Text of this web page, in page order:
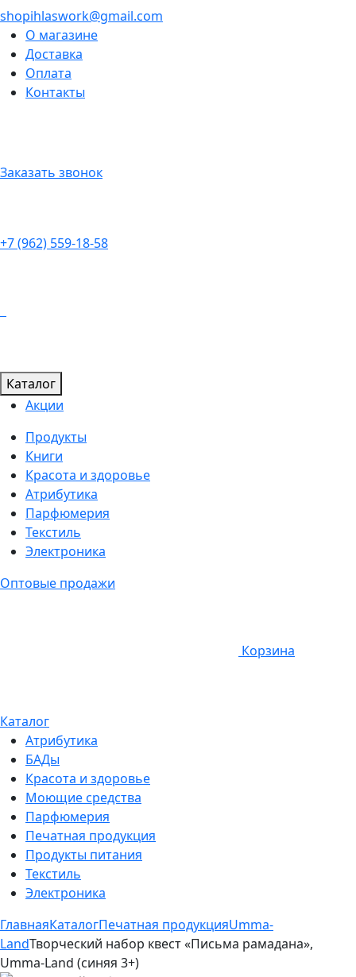
shopihlaswork@gmail.com
О магазине
Доставка
Оплата
Контакты
Заказать звонок
+7 (962) 559-18-58
Каталог
Акции
Продукты
Книги
Красота и здоровье
Атрибутика
Парфюмерия
Текстиль
Электроника
Оптовые продажи
Корзина
Каталог
Атрибутика
БАДы
Красота и здоровье
Моющие средства
Парфюмерия
Печатная продукция
Продукты питания
Текстиль
Электроника
ГлавнаяКаталогПечатная продукцияUmma-
LandТворческий набор квест «Письма рамадана»,
Umma-Land (синяя 3+)